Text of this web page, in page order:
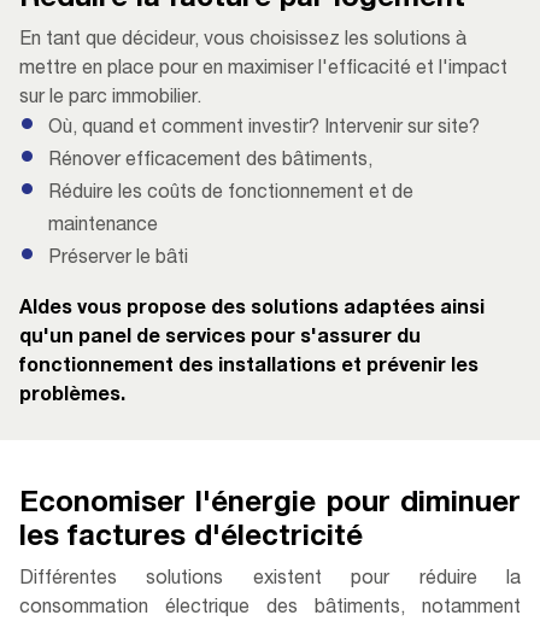
En tant que décideur, vous choisissez les solutions à
mettre en place pour en maximiser l'efficacité et l'impact
sur le parc immobilier.
Où, quand et comment investir? Intervenir sur site?
Rénover efficacement des bâtiments,
Réduire les coûts de fonctionnement et de
maintenance
Préserver le bâti
Aldes vous propose des solutions adaptées ainsi
qu'un panel de services pour s'assurer du
fonctionnement des installations et prévenir les
problèmes.
Economiser l'énergie pour diminuer
les factures d'électricité
Différentes solutions existent pour réduire la
consommation électrique des bâtiments, notamment